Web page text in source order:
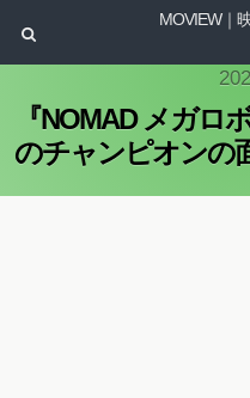
MOVIEW｜
『NOMAD メガロ
のチャンピオンの